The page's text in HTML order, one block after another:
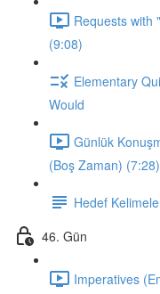
Requests with
(9:08)
Elementary
Would
Günlük
(Boş Zaman) (7:28)
Hedef
46. Gün
Imperatives